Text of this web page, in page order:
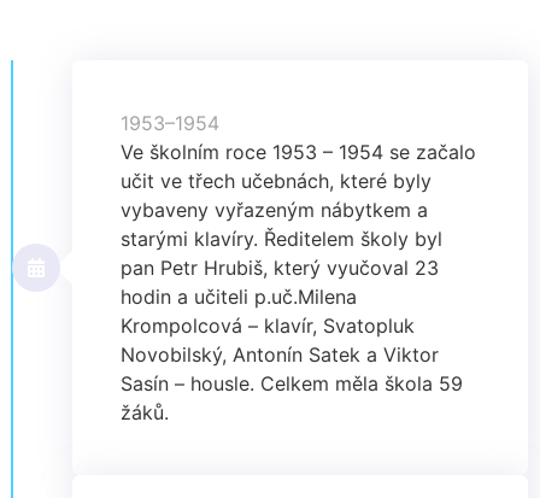
1953–1954
Ve školním roce 1953 – 1954 se začalo
učit ve třech učebnách, které byly
vybaveny vyřazeným nábytkem a
starými klavíry. Ředitelem školy byl
pan Petr Hrubiš, který vyučoval 23
hodin a učiteli p.uč.Milena
Krompolcová – klavír, Svatopluk
Novobilský, Antonín Satek a Viktor
Sasín – housle. Celkem měla škola 59
žáků.